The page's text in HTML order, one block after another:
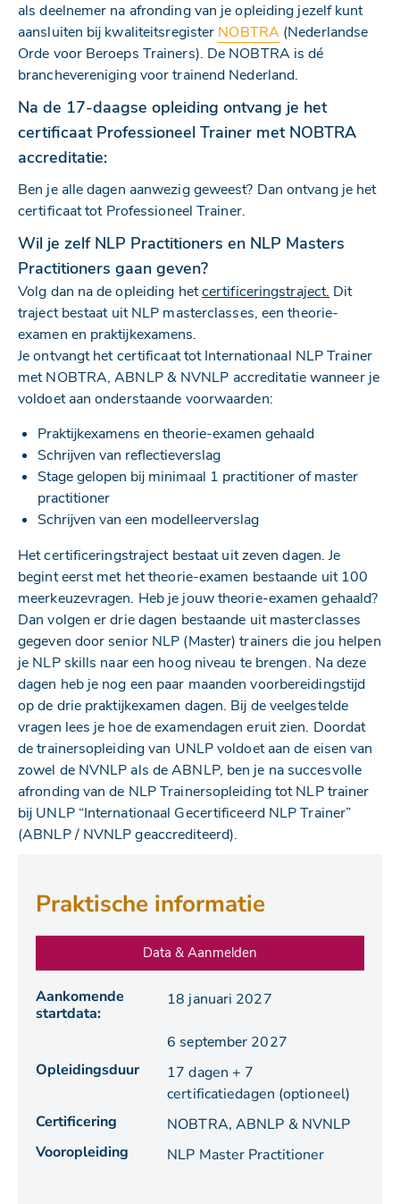
als deelnemer na afronding van je opleiding jezelf kunt
aansluiten bij kwaliteitsregister NOBTRA(Nederlandse
Orde voor Beroeps Trainers). De NOBTRA is dé
branchevereniging voor trainend Nederland.
Na de 17-daagse opleiding ontvang je het
certificaat Professioneel Trainer met NOBTRA
accreditatie:
Ben je alle dagen aanwezig geweest? Dan ontvang je het
certificaat tot Professioneel Trainer.
Wil je zelf NLP Practitioners en NLP Masters
Practitioners gaan geven?
Volg dan na de opleiding hetcertificeringstraject. Dit
traject bestaat uit NLP masterclasses, een theorie-
examen en praktijkexamens.
Je ontvangt het certificaat tot Internationaal NLP Trainer
met NOBTRA, ABNLP & NVNLP accreditatie wanneer je
voldoet aan onderstaande voorwaarden:
Praktijkexamens en theorie-examen gehaald
Schrijven van reflectieverslag
Stage gelopen bij minimaal 1 practitioner of master
practitioner
Schrijven van een modelleerverslag
Het certificeringstraject bestaat uit zeven dagen. Je
begint eerst met het theorie-examen bestaande uit 100
meerkeuzevragen. Heb je jouw theorie-examen gehaald?
Dan volgen er drie dagen bestaande uit masterclasses
gegeven door senior NLP (Master) trainers die jou helpen
je NLP skills naar een hoog niveau te brengen. Na deze
dagen heb je nog een paar maanden voorbereidingstijd
op de drie praktijkexamen dagen. Bij de veelgestelde
vragen lees je hoe de examendagen eruit zien. Doordat
de trainersopleiding van UNLP voldoet aan de eisen van
zowel de NVNLP als de ABNLP, ben je na succesvolle
afronding van de NLP Trainersopleiding tot NLP trainer
bij UNLP “Internationaal Gecertificeerd NLP Trainer”
(ABNLP / NVNLP geaccrediteerd).
Praktische informatie
Data & Aanmelden
Aankomende
startdata:
18 januari 2027
6 september 2027
Opleidingsduur
17 dagen + 7
certificatiedagen (optioneel)
Certificering
NOBTRA, ABNLP & NVNLP
Vooropleiding
NLP Master Practitioner